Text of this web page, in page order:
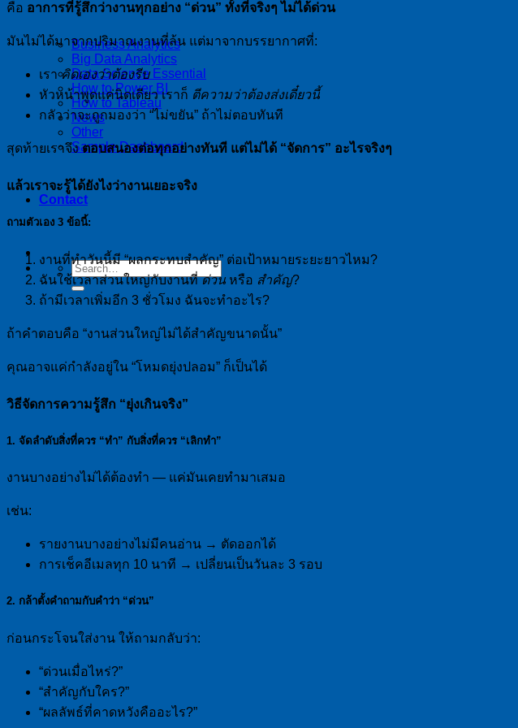
Business Analytics
Big Data Analytics
Data Science Essential
How to Power BI
How to Tableau
News
Other
Sample Dashboard
Contact
คือ อาการที่รู้สึกว่างานทุกอย่าง “ด่วน” ทั้งที่จริงๆ ไม่ได้ด่วน
มันไม่ได้มาจากปริมาณงานที่ล้น แต่มาจากบรรยากาศที่:
เราคิดเองว่าต้องรีบ
หัวหน้าพูดแค่นิดเดียว เราก็ ตีความว่าต้องส่งเดี๋ยวนี้
กลัวว่าจะถูกมองว่า “ไม่ขยัน” ถ้าไม่ตอบทันที
สุดท้ายเราจึงตอบสนองต่อทุกอย่างทันที แต่ไม่ได้ “จัดการ” อะไรจริงๆ
แล้วเราจะรู้ได้ยังไงว่างานเยอะจริง
ถามตัวเอง 3 ข้อนี้:
งานที่ทำวันนี้มี “ผลกระทบสำคัญ” ต่อเป้าหมายระยะยาวไหม?
ฉันใช้เวลาส่วนใหญ่กับงานที่ด่วน หรือ สำคัญ?
ถ้ามีเวลาเพิ่มอีก 3 ชั่วโมง ฉันจะทำอะไร?
ถ้าคำตอบคือ “งานส่วนใหญ่ไม่ได้สำคัญขนาดนั้น”
คุณอาจแค่กำลังอยู่ใน “โหมดยุ่งปลอม” ก็เป็นได้
วิธีจัดการความรู้สึก “ยุ่งเกินจริง”
1. จัดลำดับสิ่งที่ควร “ทำ” กับสิ่งที่ควร “เลิกทำ”
งานบางอย่างไม่ได้ต้องทำ — แค่มันเคยทำมาเสมอ
เช่น:
รายงานบางอย่างไม่มีคนอ่าน → ตัดออกได้
การเช็คอีเมลทุก 10 นาที → เปลี่ยนเป็นวันละ 3 รอบ
2. กล้าตั้งคำถามกับคำว่า “ด่วน”
ก่อนกระโจนใส่งาน ให้ถามกลับว่า:
“ด่วนเมื่อไหร่?”
“สำคัญกับใคร?”
“ผลลัพธ์ที่คาดหวังคืออะไร?”